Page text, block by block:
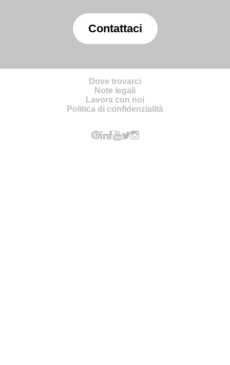
Contattaci
Dove trovarci
Note legali
Lavora con noi
Politica di confidenzialità